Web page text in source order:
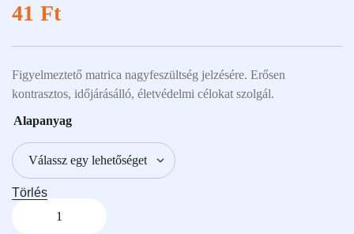
41 Ft
Figyelmeztető matrica nagyfeszültség jelzésére. Erősen
kontrasztos, időjárásálló, életvédelmi célokat szolgál.
Alapanyag
Törlés